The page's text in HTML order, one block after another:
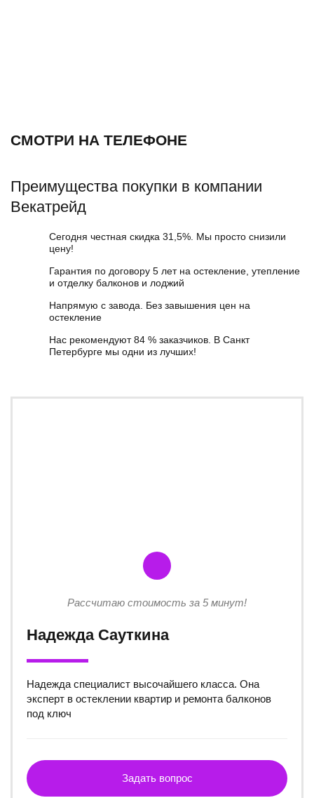
СМОТРИ НА ТЕЛЕФОНЕ
Преимущества покупки в компании
Векатрейд
Сегодня честная скидка 31,5%. Мы просто снизили
цену!
Гарантия по договору 5 лет на остекление, утепление
и отделку балконов и лоджий
Напрямую с завода. Без завышения цен на
остекление
Нас рекомендуют 84 % заказчиков. В Санкт
Петербурге мы одни из лучших!
Рассчитаю стоимость за 5 минут!
Надежда Сауткина
Надежда специалист высочайшего класса. Она
эксперт в остеклении квартир и ремонта балконов
под ключ
Задать вопрос